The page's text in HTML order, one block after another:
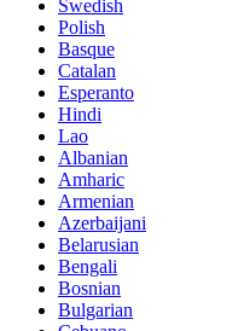
Swedish
Polish
Basque
Catalan
Esperanto
Hindi
Lao
Albanian
Amharic
Armenian
Azerbaijani
Belarusian
Bengali
Bosnian
Bulgarian